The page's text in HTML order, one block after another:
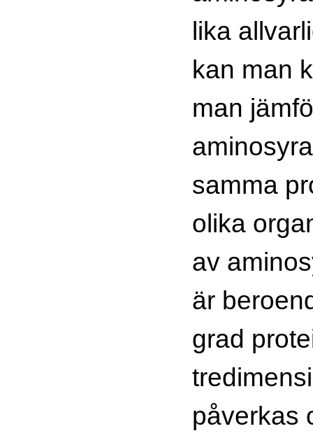
lika
kan man
man
samma
olika
av
är
grad
påverkas